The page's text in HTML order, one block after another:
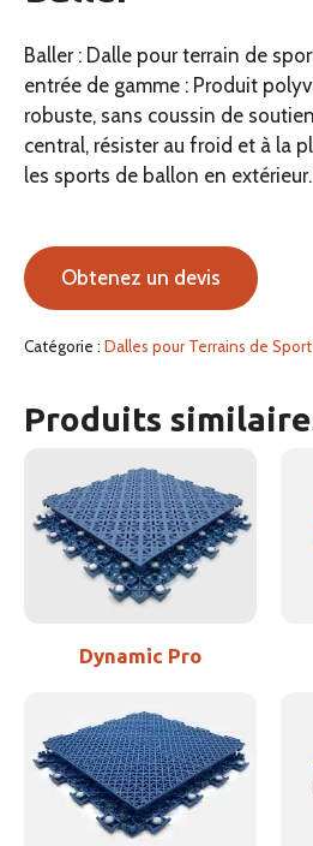
Baller : Dalle pour terrain de
entrée de gamme : Produit
robuste, sans coussin de
central, résister au froid et à la
les sports de ballon en extérieur.
Obtenez un devis
Catégorie : Dalles pour Terrains de Sport
Produits
Dynamic Pro